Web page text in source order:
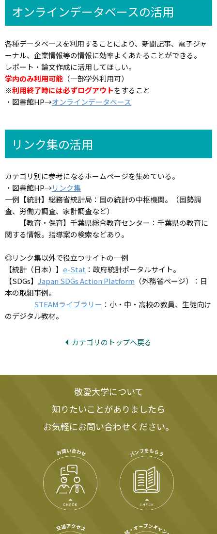
オンラインデータベースの活用
各種データベースを利用することにより、新聞記事、電子ジャ
ーナル、企業情報等の情報に効率よくあたることができる。
レポート・論文作成に活用してほしい。
学内のみ利用可能 （一部学外利用可）
※利用終了時には必ずログアウトをすること
・図書館HP→オンラインデータベース
リンク集の活用
カテゴリ別に参考になるホームページを集めている。
・図書館HP→リンク集
一例【統計】総務省統計局：国の統計の中枢機関。（国勢調
査、労働力調査、家計調査など）
【教育・保育】千葉県総合教育センター：千葉県の教育に
関する情報。指導案の検索などあり。
◎リンク集以外で役立つサイトの一例
【統計（日本）】 e-Stat ：政府統計ポータルサイト。
【SDGs】 Japan SDGs Action Platform （外務省ページ）：日
本の取組事例。
STEAMライブラリー ：小・中・高校の教員、生徒向け
のデジタル教材。
カテゴリのトップへ戻る
敬愛大学について
知りたいことがありましたら
お気軽にお問い合わせください。